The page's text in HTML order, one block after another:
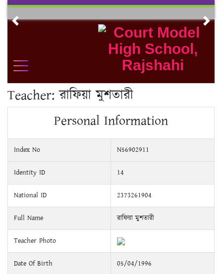
Skip
contentPrevious
Teacher:রাফিয়া মুশতারী
Personal Information
Index No N56902911
Identity ID 14
National ID 2373261904
Full Name রাফিয়া মুশতারী
Teacher Photo
Date Of Birth 05/04/1996